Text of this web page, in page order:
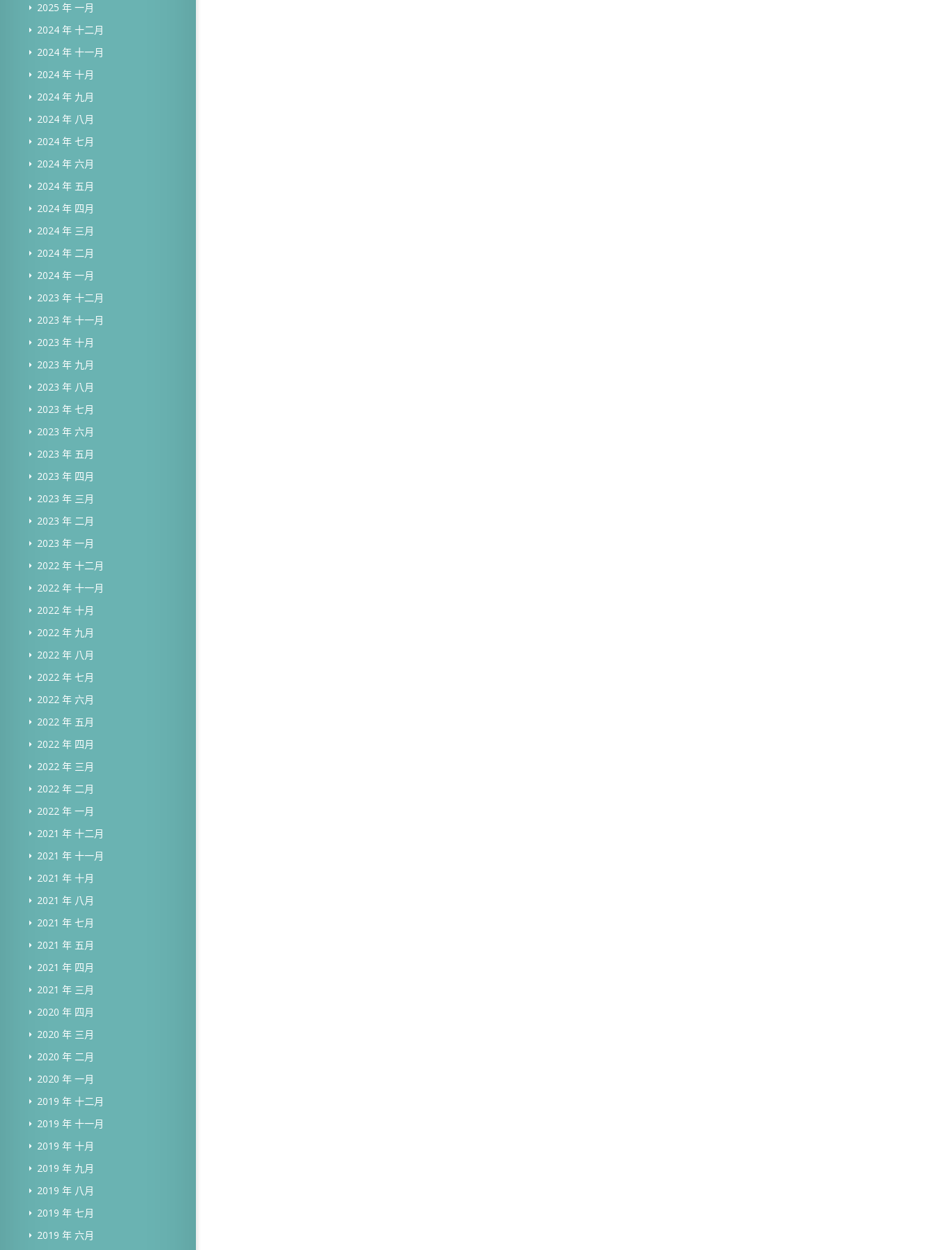
2025 年 一月
2024 年 十二月
2024 年 十一月
2024 年 十月
2024 年 九月
2024 年 八月
2024 年 七月
2024 年 六月
2024 年 五月
2024 年 四月
2024 年 三月
2024 年 二月
2024 年 一月
2023 年 十二月
2023 年 十一月
2023 年 十月
2023 年 九月
2023 年 八月
2023 年 七月
2023 年 六月
2023 年 五月
2023 年 四月
2023 年 三月
2023 年 二月
2023 年 一月
2022 年 十二月
2022 年 十一月
2022 年 十月
2022 年 九月
2022 年 八月
2022 年 七月
2022 年 六月
2022 年 五月
2022 年 四月
2022 年 三月
2022 年 二月
2022 年 一月
2021 年 十二月
2021 年 十一月
2021 年 十月
2021 年 八月
2021 年 七月
2021 年 五月
2021 年 四月
2021 年 三月
2020 年 四月
2020 年 三月
2020 年 二月
2020 年 一月
2019 年 十二月
2019 年 十一月
2019 年 十月
2019 年 九月
2019 年 八月
2019 年 七月
2019 年 六月